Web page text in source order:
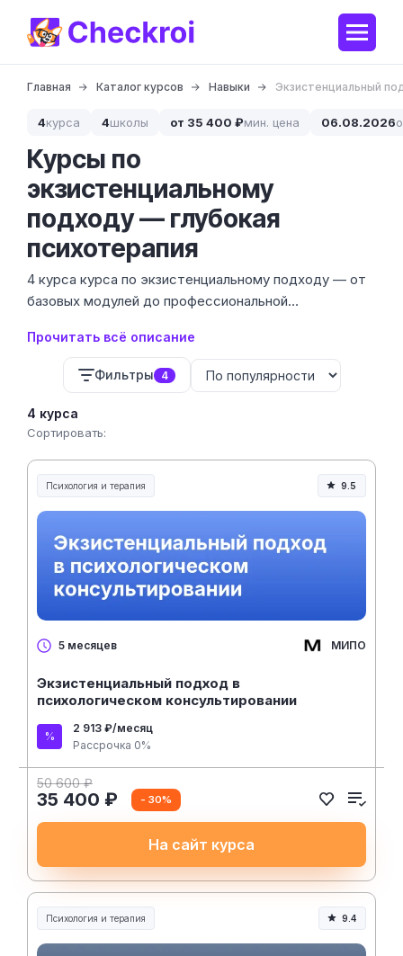
Главная Каталог курсов Навыки Экзистенциальный
4курса 4школы от 35 400 ₽мин. цена 06.08.2026
Курсы по
экзистенциальному
подходу — глубокая
психотерапия
4 курса курса по экзистенциальному подходу — от
базовых модулей до профессиональной
Этот метод помогает работать с вопросами
смысла жизни, свободы и одиночества, опираясь на
философию и феноменологию.
Прочитать всё описание
Фильтры 4
4 курса
Сортировать:
Психология и терапия 9.5
5 месяцев МИПО
Экзистенциальный подход в
психологическом консультировании
2 913 ₽/месяц
Рассрочка 0%
50 600 ₽
35 400 ₽ - 30%
На сайт курса
Психология и терапия 9.4